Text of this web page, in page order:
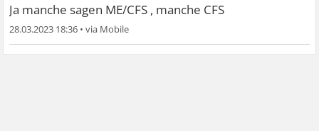
Ja manche sagen ME/CFS , manche CFS
28.03.2023 18:36 •